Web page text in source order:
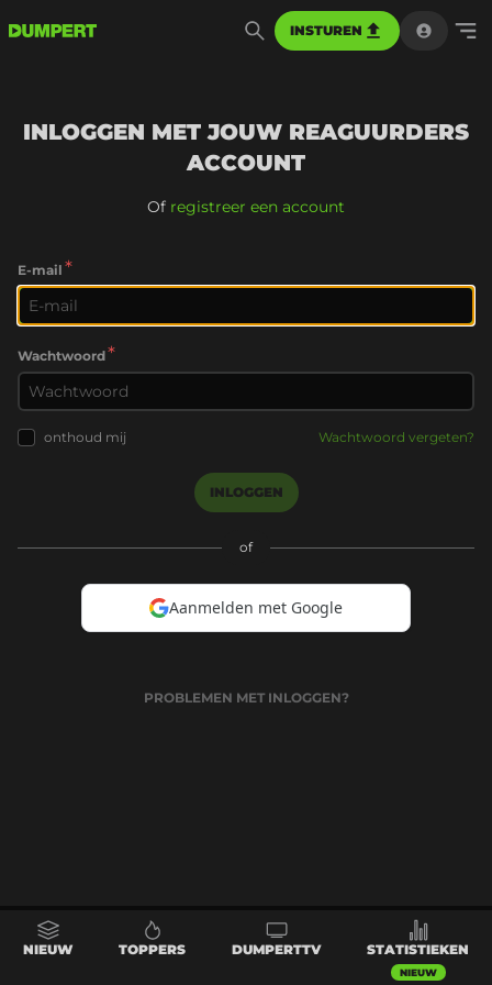
INSTUREN
INLOGGEN MET JOUW REAGUURDERS
ACCOUNT
Of registreer een account
E-mail *
Wachtwoord*
onthoud mij Wachtwoord vergeten?
INLOGGEN
of
Aanmelden met Google
PROBLEMEN MET INLOGGEN?
NIEUW TOPPERS DUMPERTTV STATISTIEKEN
NIEUW